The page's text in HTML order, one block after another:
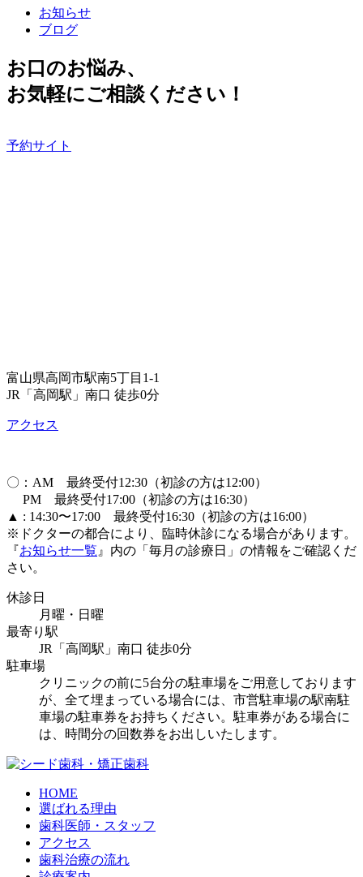
お知らせ
ブログ
お口のお悩み、
お気軽にご相談ください！
予約サイト
富山県高岡市駅南5丁目1-1
JR「高岡駅」南口 徒歩0分
アクセス
〇：AM 最終受付12:30（初診の方は12:00）
PM 最終受付17:00（初診の方は16:30）
▲ : 14:30〜17:00 最終受付16:30（初診の方は16:00）
※ドクターの都合により、臨時休診になる場合があります。
『お知らせ一覧 』内の「毎月の診療日」の情報をご確認くだ
さい。
休診日
月曜・日曜
最寄り駅
JR「高岡駅」南口 徒歩0分
駐車場
クリニックの前に5台分の駐車場をご用意しております
が、全て埋まっている場合には、市営駐車場の駅南駐
車場の駐車券をお持ちください。駐車券がある場合に
は、時間分の回数券をお出しいたします。
HOME
選ばれる理由
歯科医師・スタッフ
アクセス
歯科治療の流れ